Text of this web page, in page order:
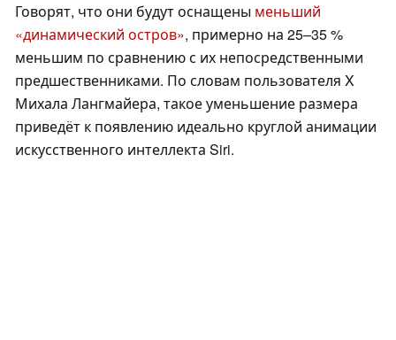
Говорят, что они будут оснащены меньший
«динамический остров», примерно на 25–35 %
меньшим по сравнению с их непосредственными
предшественниками. По словам пользователя X
Михала Лангмайера, такое уменьшение размера
приведёт к появлению идеально круглой анимации
искусственного интеллекта Siri.